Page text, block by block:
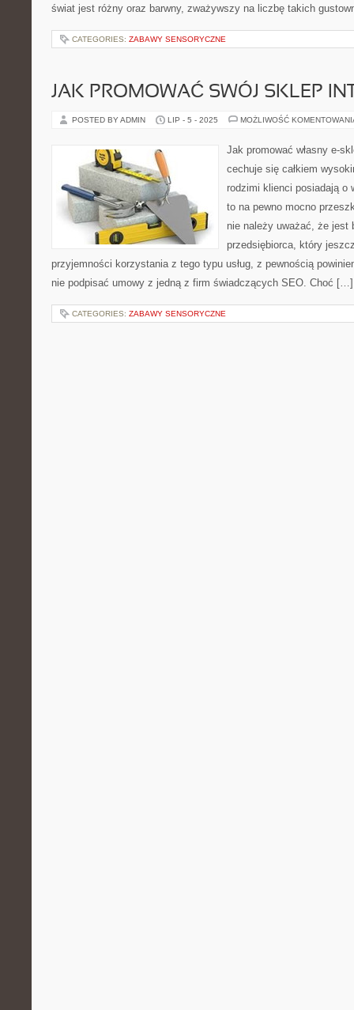
świat jest różny oraz barwny, zważywszy na liczbę takich
CATEGORIES: ZABAWY SENSORYCZNE
JAK PROMOWAĆ SWÓJ SKLEP
POSTED BY ADMIN LIP - 5 - 2025 MOŻLIWOŚĆ
Jak promować własny e-
cechuje się całkiem
rodzimi klienci posiadają o
to na pewno mocno
nie należy uważać, że jest
przedsiębiorca, który
przyjemności korzystania z tego typu usług, z pewnością
nie podpisać umowy z jedną z firm świadczących SEO. Choć […]
CATEGORIES: ZABAWY SENSORYCZNE